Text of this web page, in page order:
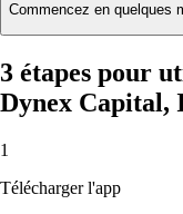
Commencez en quelques
3 étapes pour
Dynex Capital,
1
Télécharger l'app